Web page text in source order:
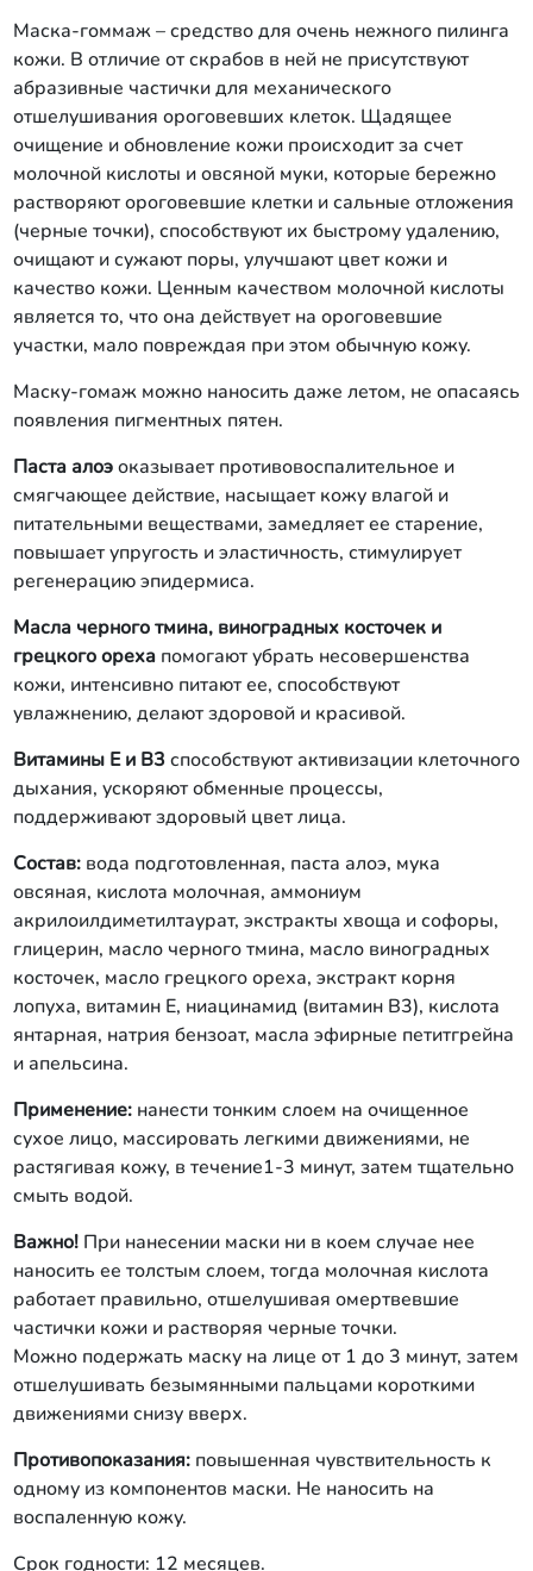
Маска-гоммаж – средство для очень нежного пилинга
кожи. В отличие от скрабов в ней не присутствуют
абразивные частички для механического
отшелушивания ороговевших клеток. Щадящее
очищение и обновление кожи происходит за счет
молочной кислоты и овсяной муки, которые бережно
растворяют ороговевшие клетки и сальные отложения
(черные точки), способствуют их быстрому удалению,
очищают и сужают поры, улучшают цвет кожи и
качество кожи. Ценным качеством молочной кислоты
является то, что она действует на ороговевшие
участки, мало повреждая при этом обычную кожу.
Маску-гомаж можно наносить даже летом, не опасаясь
появления пигментных пятен.
Паста алоэоказывает противовоспалительное и
смягчающее действие, насыщает кожу влагой и
питательными веществами, замедляет ее старение,
повышает упругость и эластичность, стимулирует
регенерацию эпидермиса.
Масла черного тмина, виноградных косточек и
грецкого орехапомогают убрать несовершенства
кожи, интенсивно питают ее, способствуют
увлажнению, делают здоровой и красивой.
Витамины Е и В3способствуют активизации клеточного
дыхания, ускоряют обменные процессы,
поддерживают здоровый цвет лица.
Состав: вода подготовленная, паста алоэ, мука
овсяная, кислота молочная, аммониум
акрилоилдиметилтаурат, экстракты хвоща и софоры,
глицерин, масло черного тмина, масло виноградных
косточек, масло грецкого ореха, экстракт корня
лопуха, витамин Е, ниацинамид (витамин В3), кислота
янтарная, натрия бензоат, масла эфирные петитгрейна
и апельсина.
Применение:нанести тонким слоем на очищенное
сухое лицо, массировать легкими движениями, не
растягивая кожу, в течение1-3 минут, затем тщательно
смыть водой.
Важно!При нанесении маски ни в коем случае нее
наносить ее толстым слоем, тогда молочная кислота
работает правильно, отшелушивая омертвевшие
частички кожи и растворяя черные точки.
Можно подержать маску на лице от 1 до 3 минут, затем
отшелушивать безымянными пальцами короткими
движениями снизу вверх.
Противопоказания:повышенная чувствительность к
одному из компонентов маски. Не наносить на
воспаленную кожу.
Срок годности: 12 месяцев.